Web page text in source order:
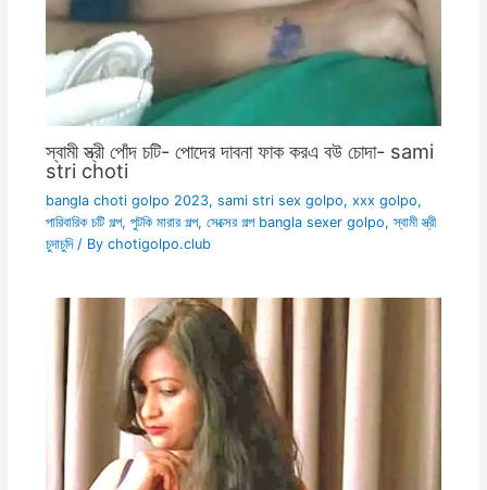
স্বামী স্ত্রী পোঁদ চটি- পোদের দাবনা ফাক করএ বউ চোদা- sami
stri choti
bangla choti golpo 2023, sami stri sex golpo, xxx golpo,
পারিবারিক চটি গল্প, পুটকি মারার গল্প, সেক্সের গল্প bangla sexer golpo,স্বামী স্ত্রী
চুদাচুদি/ By chotigolpo.club